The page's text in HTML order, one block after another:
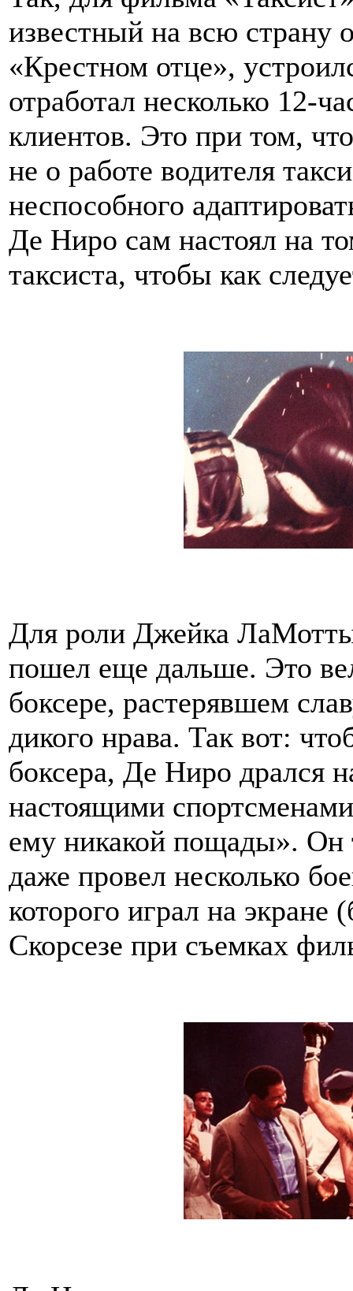
известный на всю страну
«Крестном отце»,
отработал несколько 12-
клиентов. Это при том,
не о работе водителя
неспособного
Де Ниро сам настоял на
таксиста, чтобы как
Для роли Джейка
пошел еще дальше. Это
боксере, растерявшем
дикого нрава. Так вот:
боксера, Де Ниро дрался
настоящими
ему никакой пощады». Он
даже провел несколько
которого играл на экране
Скорсезе при съемках